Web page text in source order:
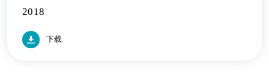
2018
下载